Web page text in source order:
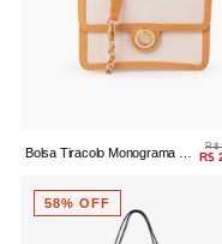
Bolsa Tiracolo Monograma Off
R$
R$
58% OFF